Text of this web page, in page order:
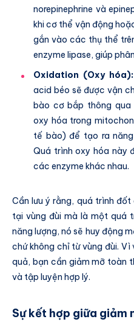
norepinephrine và
khi cơ thể vận động
gắn vào các thụ thể
enzyme lipase, giúp
Oxidation (Oxy hóa):
acid béo sẽ được vận
bào cơ bắp thông qua
oxy hóa trong
tế bào) để tạo ra
Quá trình oxy hóa này
các enzyme khác nhau.
Cần lưu ý rằng, quá trình
tại vùng đùi mà là một quá
năng lượng, nó sẽ huy động
chứ không chỉ từ vùng đùi.
quả, bạn cần giảm mỡ toàn
và tập luyện hợp lý.
Sự kết hợp giữa giảm